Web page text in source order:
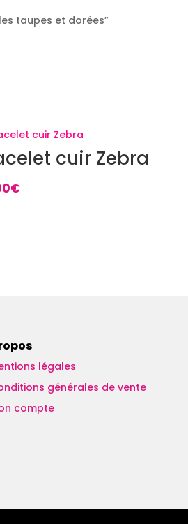
taupes et dorées”
cuir Zebra
€
légales
générales de vente
compte